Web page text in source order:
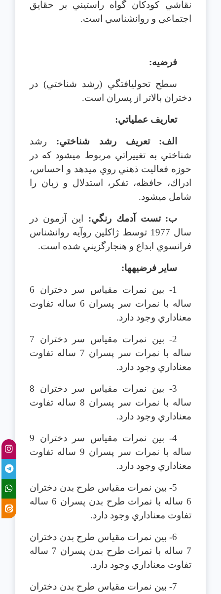
نقاشي كودكان گواه راستيني بر حقايق
اجتماعي و روانشناسي است.
فرضيه:
سطح تحول‎يافتگي (رشد شناختي) در
دختران بالاتر از پسران است.
تعاريف عملياتي:
الف: تعريف رشد شناختي: رشد
شناختي به تغييراتي مربوط مي‎شود كه در
حوزه فعاليت ذهني روي مي‎دهد و احساس،
ادراك، حافظه، تفكر، استدلال و زبان را
شامل مي‎شود.
ب: تست آدمك رنگي: اين آزمون در
سال 1977 توسط ژاكلين روآيه روانشناس
فرانسوي ابداع و هنجارگزيني شده است.
ساير فرضيه‎ها:
1- بين نمرات مقياس سر دختران 6
ساله با نمرات سر پسران 6 ساله تفاوت
معناداري وجود دارد.
2- بين نمرات مقياس سر دختران 7
ساله با نمرات سر پسران 7 ساله تفاوت
معناداري وجود دارد.
3- بين نمرات مقياس سر دختران 8
ساله با نمرات سر پسران 8 ساله تفاوت
معناداري وجود دارد.
4- بين نمرات مقياس سر دختران 9
ساله با نمرات سر پسران 9 ساله تفاوت
معناداري وجود دارد.
5- بين نمرات مقياس طرح بدن دختران
6 ساله با نمرات طرح بدن پسران 6 ساله
تفاوت معناداري وجود دارد.
6- بين نمرات مقياس طرح بدن دختران
7 ساله با نمرات طرح بدن پسران 7 ساله
تفاوت معناداري وجود دارد.
7- بين نمرات مقياس طرح بدن دختران